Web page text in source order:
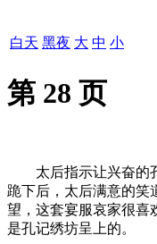
白天 黑夜 大 中 小
第 28 页
太后指示让兴奋的孔
跪下后，太后满意的笑
望，这套宴服哀家很喜
是孔记绣坊呈上的。